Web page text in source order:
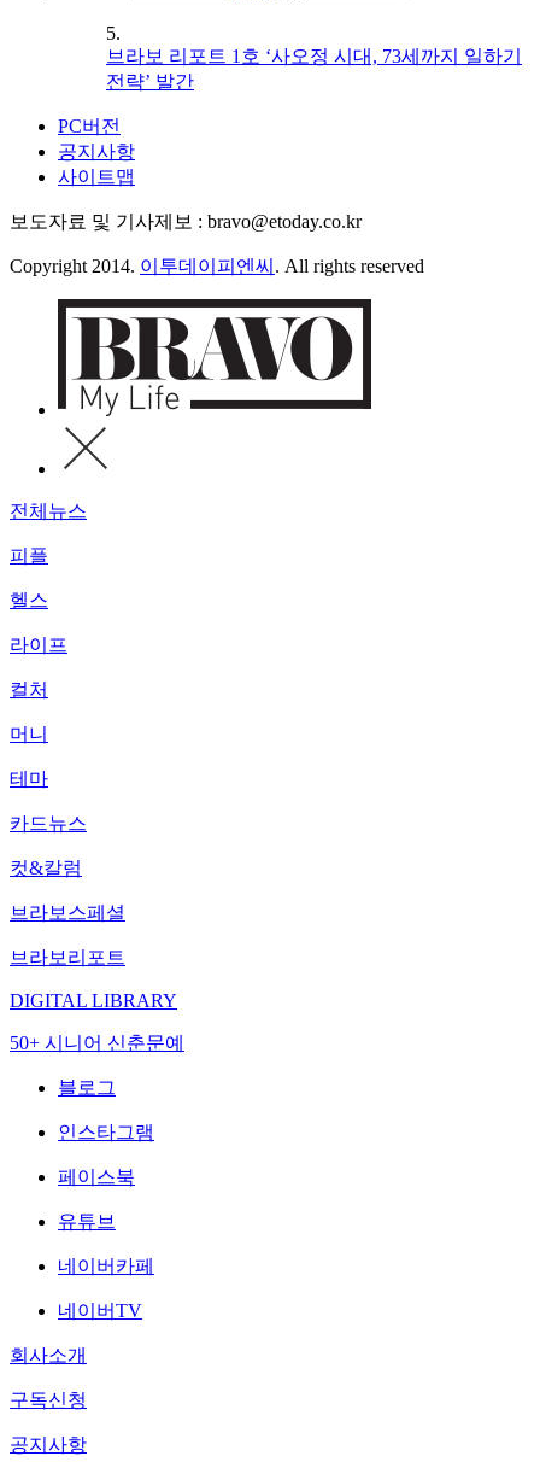
5.
브라보 리포트 1호 ‘사오정 시대, 73세까지 일하기
전략’ 발간
PC버전
공지사항
사이트맵
보도자료 및 기사제보 : bravo@etoday.co.kr
Copyright 2014. 이투데이피엔씨 . All rights reserved
전체뉴스
피플
헬스
라이프
컬처
머니
테마
카드뉴스
컷&칼럼
브라보스페셜
브라보리포트
DIGITAL LIBRARY
50+ 시니어 신춘문예
블로그
인스타그램
페이스북
유튜브
네이버카페
네이버TV
회사소개
구독신청
공지사항